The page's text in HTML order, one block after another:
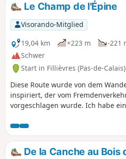
Le Champ de l'Épine
Visorando-Mitglied
19,04 km
+223 m -221
Schwer
Start in Fillièvres (Pas-de-Calais)
Diese Route wurde von dem
inspiriert, der vom
vorgeschlagen wurde. Ich habe
begeben sich auf einen Tag in der
De la Canche au Bois